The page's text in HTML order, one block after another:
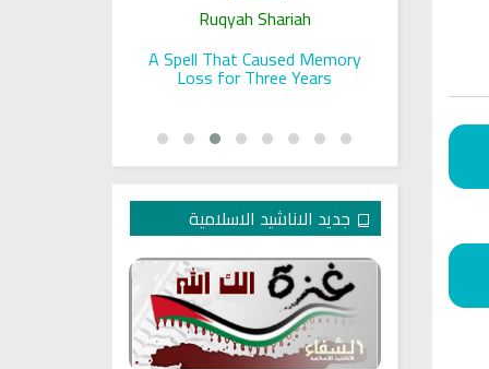
Ruqyah Shariah
A Spell That Caused Memory
Loss for Three Years
جديد الاناشيد الاسلامية